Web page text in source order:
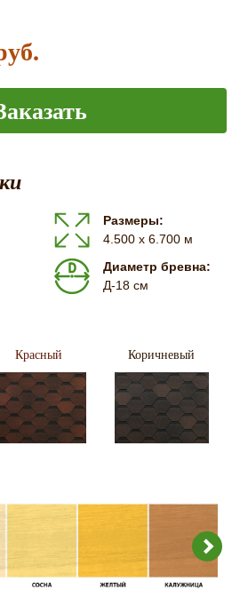
Размеры:
4.500 х 6.700 м
Диаметр бревна:
Д-18 см
Красный Коричневый